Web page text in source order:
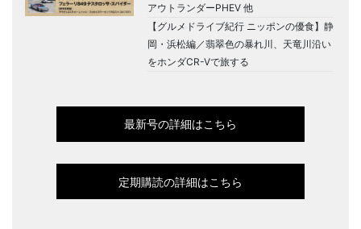
アウトランダーPHEV 他
【グルメドライブ紀行 ニッポンの優食】静
岡・浜松編／翡翠色の暴れ川、天竜川沿い
をホンダCR-Vで旅する
最新号の詳細はこちら
定期購読の詳細はこちら